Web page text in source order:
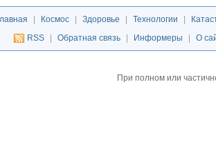
| Космос | Здоровье | Технологии |
RSS
| Обратная связь | Информеры | О
При полном или